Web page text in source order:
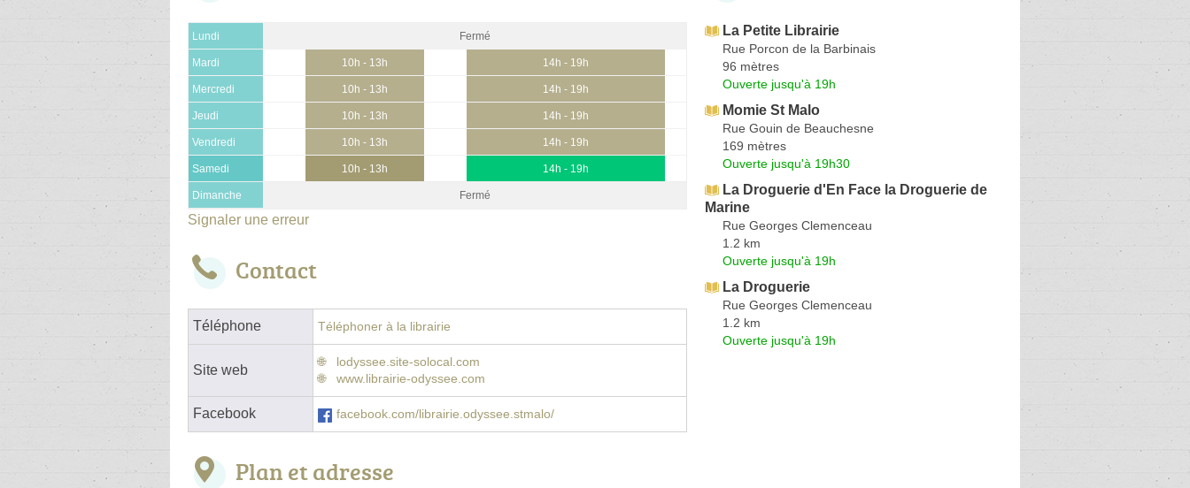
Lundi Fermé
Mardi 10h - 13h 14h - 19h
Mercredi 10h - 13h 14h - 19h
Jeudi 10h - 13h 14h - 19h
Vendredi 10h - 13h 14h - 19h
Samedi 10h - 13h 14h - 19h
Dimanche Fermé
Signaler une erreur
Contact
Téléphone Téléphoner à la librairie
Site web
lodyssee.site-solocal.com
www.librairie-odyssee.com
Facebook facebook.com/librairie.odyssee.stmalo/
Plan et adresse
La Petite Librairie
Rue Porcon de la Barbinais
96 mètres
Ouverte jusqu'à 19h
Momie St Malo
Rue Gouin de Beauchesne
169 mètres
Ouverte jusqu'à 19h30
La Droguerie d'En Face la Droguerie de
Marine
Rue Georges Clemenceau
1.2 km
Ouverte jusqu'à 19h
La Droguerie
Rue Georges Clemenceau
1.2 km
Ouverte jusqu'à 19h